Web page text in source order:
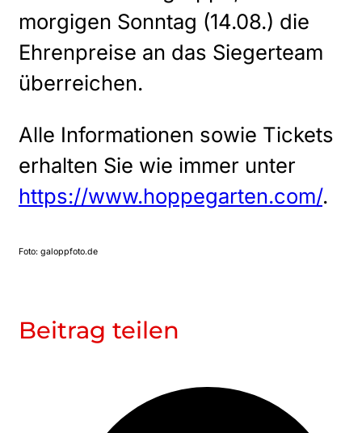
morgigen Sonntag (14.08.) die
Ehrenpreise an das Siegerteam
überreichen.
Alle Informationen sowie Tickets
erhalten Sie wie immer unter
https://www.hoppegarten.com/.
Foto: galoppfoto.de
Beitrag teilen